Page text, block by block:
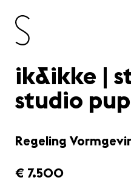
ik&ikke |
studio
Regeling
amount_issued:
€ 7.500